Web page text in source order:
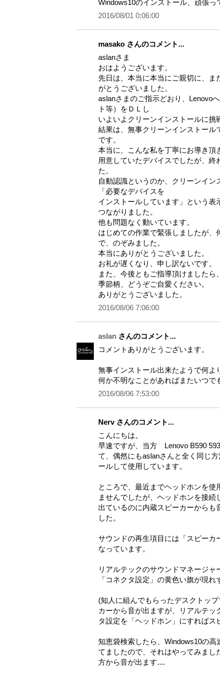
Windows10のインストール、頑張っ
2016/08/01 0:06:00
masako さんのコメント...
aslanさま
おはようございます。
先日は、本当に本当にご親切に、
がとうございました。
aslanさまのご指示どおり、Lenovo
ト等）をＤＬし
いよいよクリーンインストールに挑
結果は、無事クリーンインストー
です。
本当に、こんな私を丁寧にお導き頂
用意していたデバイスでしたが、
た。
自動認識というのか、クリーンイ
「必要なデバイスを
インストールしています」という
つながりました。
他も問題なく動いています。
はじめての作業で緊張しましたが
で、のぞみました。
本当にありがとうございました。
お礼が遅くなり、申し訳ないです。
また、今後ともご指導頂けましたら
季節柄、どうぞご自愛ください。
ありがとうございました。
2016/08/06 7:06:00
aslan さんのコメント...
コメントありがとうございます。
無事インストール出来たようで何よ
何か不明なことがあればまたいつで
2016/08/06 7:53:00
Nerv さんのコメント...
こんにちは。
早速ですが、当方 Lenovo B590
て、偶然にもaslanさんと全く同じ
ールして使用しています。
ところで、最近までヘッドホンを
ませんでしたが、ヘッドホンを接
出ているのに内蔵スピーカーから
した。
サウンドの再生項目には「スピー
なっています。
リアルテックのサウンドマネージ
「コネクタ設定」の黄色い旗が現れ
(知人に組んでもらったデスクトッ
カーから音が出ますが、リアルテ
タ設定を「ヘッドホン」にすれば
知恵袋検索したら、Windows10の
てましたので、それはやってみま
方から音が出ます....